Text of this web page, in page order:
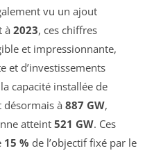
vu un ajout
à 2023, ces chiffres
et impressionnante,
et d’investissements
capacité installée de
désormais à 887 GW,
atteint 521 GW. Ces
15 % de l’objectif fixé par le